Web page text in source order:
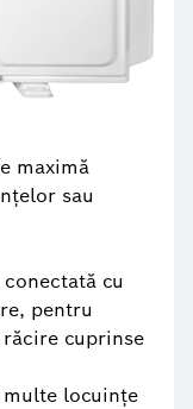
maximă
sau
cu
pentru
cuprinse
locuinţe